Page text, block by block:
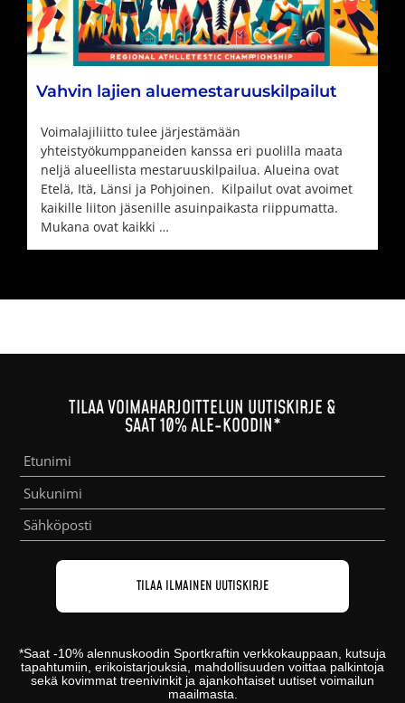
Vahvin lajien aluemestaruuskilpailut
Voimalajiliitto tulee järjestämään
yhteistyökumppaneiden kanssa eri puolilla maata
neljä alueellista mestaruuskilpailua. Alueina ovat
Etelä, Itä, Länsi ja Pohjoinen. ​ Kilpailut ovat avoimet
kaikille liiton jäsenille asuinpaikasta riippumatta.
Mukana ovat kaikki …
TILAA VOIMAHARJOITTELUN UUTISKIRJE &
SAAT 10% ALE-KOODIN*
*Saat -10% alennuskoodin Sportkraftin verkkokauppaan, kutsuja
tapahtumiin, erikoistarjouksia, mahdollisuuden voittaa palkintoja
sekä kovimmat treenivinkit ja ajankohtaiset uutiset voimailun
maailmasta.